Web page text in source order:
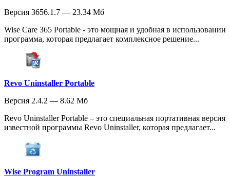
Версия 3656.1.7 — 23.34 Мб
Wise Care 365 Portable - это мощная и удобная в использовании
программа, которая предлагает комплексное решение...
Revo Uninstaller Portable
Версия 2.4.2 — 8.62 Мб
Revo Uninstaller Portable – это специальная портативная версия
известной программы Revo Uninstaller, которая предлагает...
Wise Program Uninstaller